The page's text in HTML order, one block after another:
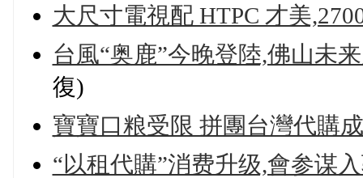
大尺寸電視配 HTPC 才美
台風“奥鹿”今晚登陸,佛山未
復)
寶寶口粮受限 拼團台灣代購
“以租代購”消费升级,會参谋